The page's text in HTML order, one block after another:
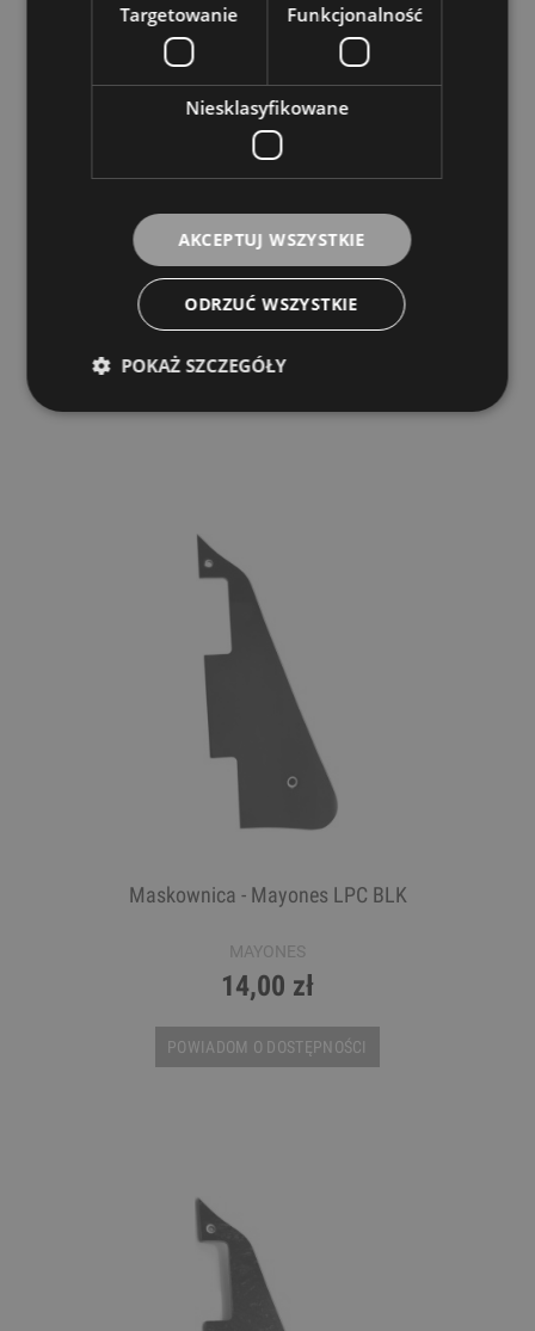
Maskownica - Mayones JBWP CR
14,00 zł
Maskownica - Mayones LPC BLK
MAYONES
14,00 zł
POWIADOM O DOSTĘPNOŚCI
Targetowanie Funkcjonalność
Niesklasyfikowane
AKCEPTUJ WSZYSTKIE
ODRZUĆ WSZYSTKIE
POKAŻ SZCZEGÓŁY